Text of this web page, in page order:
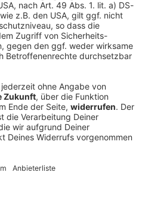
Bundesstaat Sinaloa
prüfen, ob Drogenkartelle